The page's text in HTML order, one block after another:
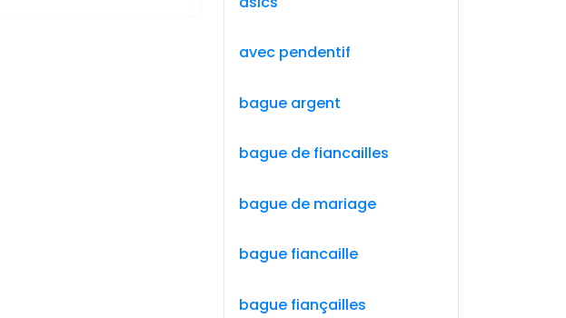
avec pendentif
bague argent
bague de fiancailles
bague de mariage
bague fiancaille
bague fiançailles